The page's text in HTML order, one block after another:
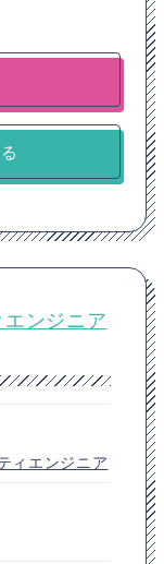
エンジニア
ィエンジニア